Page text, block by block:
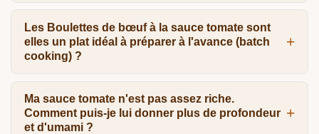
Les Boulettes de bœuf à la sauce tomate sont
elles un plat idéal à préparer à l'avance (batch
cooking) ?
Ma sauce tomate n'est pas assez riche.
Comment puis-je lui donner plus de profondeur
et d'umami ?